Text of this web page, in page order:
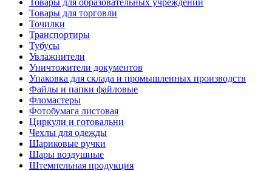
Товары для образовательных учреждений
Товары для торговли
Точилки
Транспортиры
Тубусы
Увлажнители
Уничтожители документов
Упаковка для склада и промышленных производств
Файлы и папки файловые
Фломастеры
Фотобумага листовая
Циркули и готовальни
Чехлы для одежды
Шариковые ручки
Шары воздушные
Штемпельная продукция